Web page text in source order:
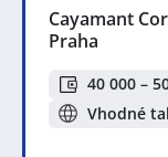
Cayamant
Praha
40 000 –
Vhodné